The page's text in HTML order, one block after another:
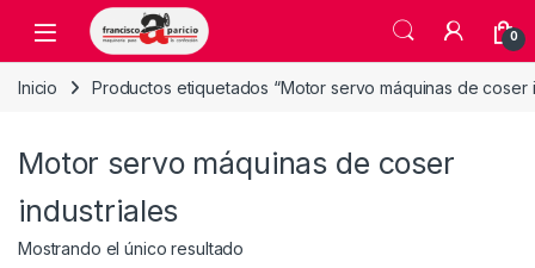
Skip to navigation
Skip to content
Open 0
Inicio Productos etiquetados “Motor servo máquinas de coser
Motor servo máquinas de coser
industriales
Mostrando el único resultado